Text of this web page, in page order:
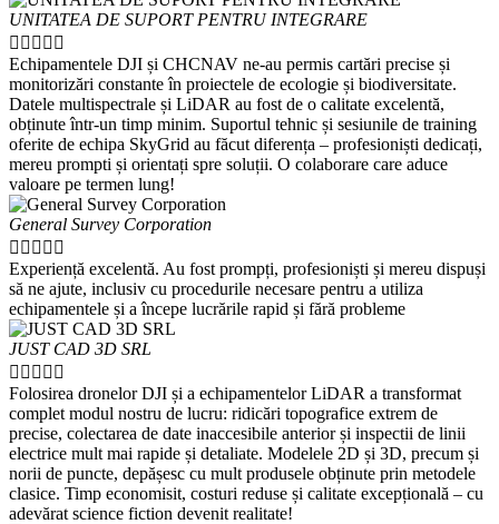
UNITATEA DE SUPORT PENTRU INTEGRARE
    
Echipamentele DJI și CHCNAV ne-au permis cartări precise și
monitorizări constante în proiectele de ecologie și biodiversitate.
Datele multispectrale și LiDAR au fost de o calitate excelentă,
obținute într-un timp minim. Suportul tehnic și sesiunile de training
oferite de echipa SkyGrid au făcut diferența – profesioniști dedicați,
mereu prompti și orientați spre soluții. O colaborare care aduce
valoare pe termen lung!
General Survey Corporation
    
Experiență excelentă. Au fost prompți, profesioniști și mereu dispuși
să ne ajute, inclusiv cu procedurile necesare pentru a utiliza
echipamentele și a începe lucrările rapid și fără probleme
JUST CAD 3D SRL
    
Folosirea dronelor DJI și a echipamentelor LiDAR a transformat
complet modul nostru de lucru: ridicări topografice extrem de
precise, colectarea de date inaccesibile anterior și inspectii de linii
electrice mult mai rapide și detaliate. Modelele 2D și 3D, precum și
norii de puncte, depășesc cu mult produsele obținute prin metodele
clasice. Timp economisit, costuri reduse și calitate excepțională – cu
adevărat science fiction devenit realitate!